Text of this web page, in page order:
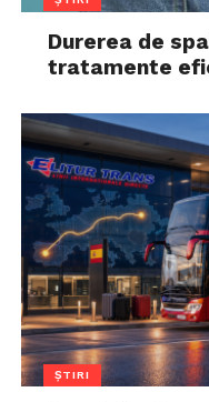
Durerea de
tratamente
ȘTIRI